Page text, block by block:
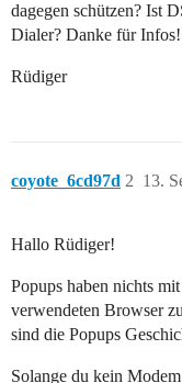
dagegen schützen? Ist
Dialer? Danke für Infos!
Rüdiger
coyote_6cd97d 13.
2
Hallo Rüdiger!
Popups haben nichts
verwendeten Browser
sind die Popups
Solange du kein